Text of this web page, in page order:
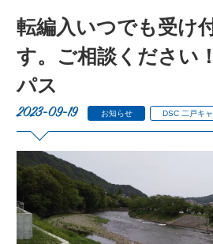
転編入いつでも受け
す。ご相談ください
パス
2023-09-19 お知らせ DSC 二戸キ